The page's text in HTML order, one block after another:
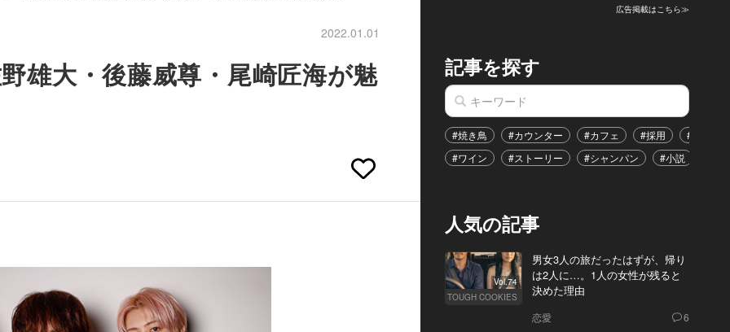
2022.01.01
雄大・後藤威尊・尾崎匠海が魅
広告掲載はこちら≫
記事を探す
#焼き鳥 #カウンター #カフェ #採用
#恋愛
#ワイン
#ストーリー #シャンパン #小説
人気の記事
Vol.74
TOUGH COOKIES
男女3人の旅だったはずが、帰り
は2人に…。1人の女性が残ると
決めた理由
恋愛 6